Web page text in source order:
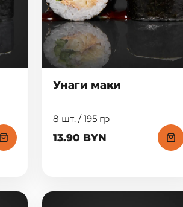
Унаги маки
8 шт. / 195 гр
13.90 BYN